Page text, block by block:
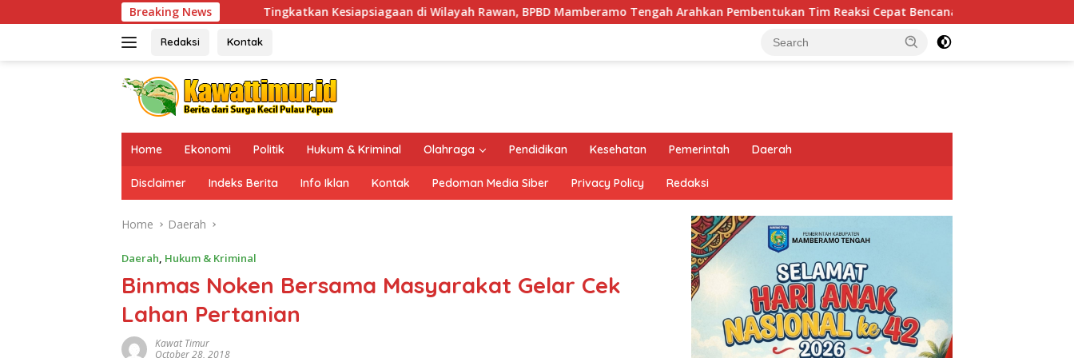
to
Breaking News
Tingkatkan Kesiapsiagaan di Wilayah Rawan, BPBD Mamberamo Tengah Arahkan Pembentukan Tim Reaksi Cepat Bencana Jaga Kebugaran di Medan Tugas,
Redaksi Kontak
Home Ekonomi Politik Hukum & Kriminal Olahraga Pendidikan Kesehatan Pemerintah Daerah
Disclaimer Indeks Berita Info Iklan Kontak Pedoman Media Siber Privacy Policy Redaksi
Home Daerah
Daerah, Hukum & Kriminal
Binmas Noken Bersama Masyarakat Gelar Cek
Lahan Pertanian
Kawat Timur
October 28, 2018